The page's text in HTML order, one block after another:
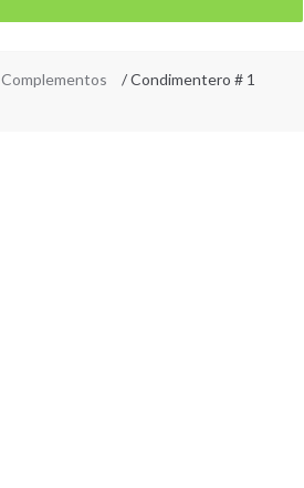
Complementos
/ Condimentero # 1